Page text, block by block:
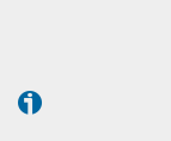
Tiktok